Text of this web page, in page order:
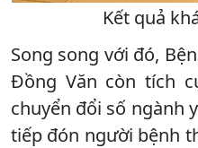
Kết quả
Song song với đó,
Đồng Văn còn tích
chuyển đổi số ngành
tiếp đón người bệnh